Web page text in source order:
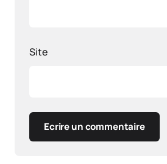
Site
Ecrire un commentaire